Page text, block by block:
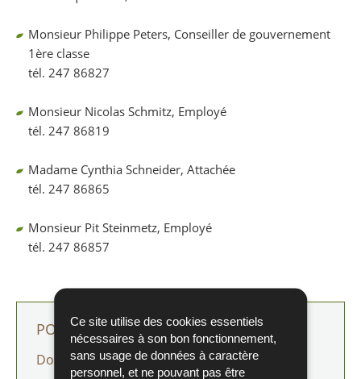
Ce site utilise des cookies essentiels
nécessaires à son bon fonctionnement,
sans usage de données à caractère
personnel, et ne pouvant pas être
Monsieur Philippe Peters, Conseiller de gouvernement
1ère classe
tél. 247 86827
Monsieur Nicolas Schmitz, Employé
tél. 247 86819
Madame Cynthia Schneider, Attachée
tél. 247 86865
Monsieur Pit Steinmetz, Employé
tél. 247 86857
POUR EN SAVOIR PLUS
Dossiers